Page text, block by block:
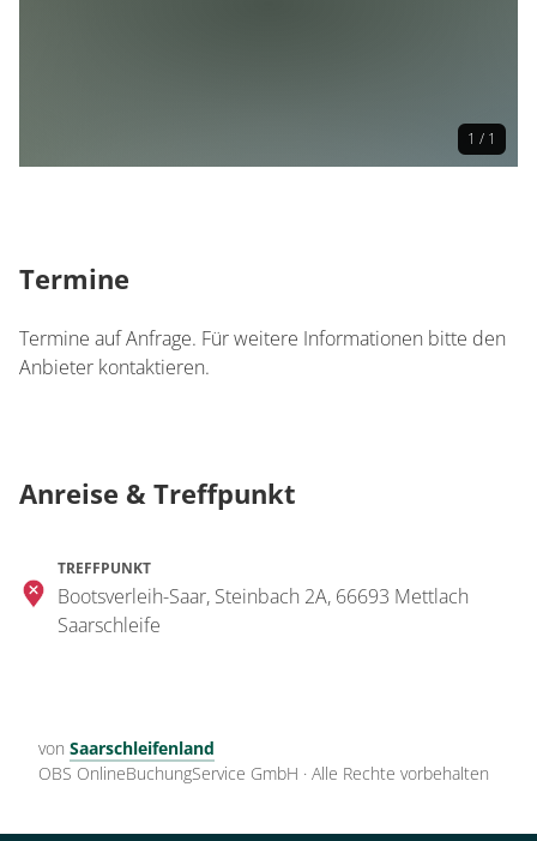
1 / 1
Termine
Termine auf Anfrage. Für weitere Informationen bitte den
Anbieter kontaktieren.
Anreise & Treffpunkt
TREFFPUNKT
Bootsverleih-Saar, Steinbach 2A, 66693 Mettlach
Saarschleife
von Saarschleifenland
OBS OnlineBuchungService GmbH · Alle Rechte vorbehalten